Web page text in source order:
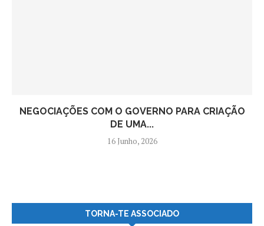
NEGOCIAÇÕES COM O GOVERNO PARA CRIAÇÃO
DE UMA...
16 Junho, 2026
TORNA-TE ASSOCIADO